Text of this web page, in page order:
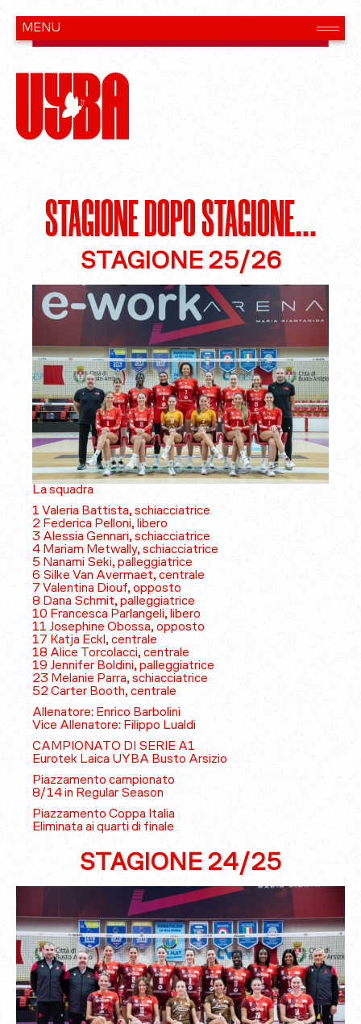
STAGIONE DOPO STAGIONE...
STAGIONE 25/26
La squadra
1 Valeria Battista, schiacciatrice
2 Federica Pelloni, libero
3 Alessia Gennari, schiacciatrice
4 Mariam Metwally, schiacciatrice
5 Nanami Seki, palleggiatrice
6 Silke Van Avermaet, centrale
7 Valentina Diouf, opposto
8 Dana Schmit, palleggiatrice
10 Francesca Parlangeli, libero
11 Josephine Obossa, opposto
17 Katja Eckl, centrale
18 Alice Torcolacci, centrale
19 Jennifer Boldini, palleggiatrice
23 Melanie Parra, schiacciatrice
52 Carter Booth, centrale
Allenatore: Enrico Barbolini
Vice Allenatore: Filippo Lualdi
CAMPIONATO DI SERIE A1
Eurotek Laica UYBA Busto Arsizio
Piazzamento campionato
8/14 in Regular Season
Piazzamento Coppa Italia
Eliminata ai quarti di finale
STAGIONE 24/25